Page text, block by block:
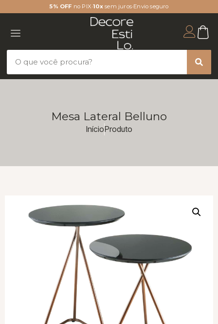
5% OFF no PIX•10xsem juros•Envio seguro
Mesa Lateral Belluno
InícioProduto